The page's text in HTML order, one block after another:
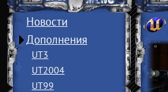
Новости
Дополнения
UT3
UT2004
UT99